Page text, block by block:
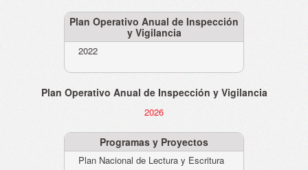
Plan Operativo Anual de Inspección
y Vigilancia
2022
Plan Operativo Anual de Inspección y Vigilancia
2026
Programas y Proyectos
Plan Nacional de Lectura y Escritura